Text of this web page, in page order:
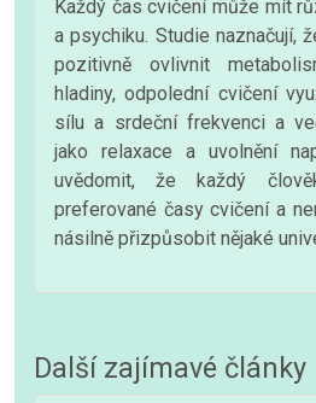
Každý čas cvičení může mít
a psychiku. Studie naznačují,
pozitivně ovlivnit
hladiny, odpolední cvičení
sílu a srdeční frekvenci a
jako relaxace a uvolnění
uvědomit, že každý
preferované časy cvičení a
násilně přizpůsobit nějaké
Další zajímavé články